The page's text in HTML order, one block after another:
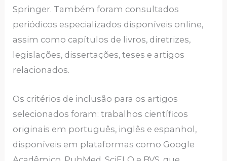
Springer. Também foram consultados
periódicos especializados disponíveis online,
assim como capítulos de livros, diretrizes,
legislações, dissertações, teses e artigos
relacionados.
Os critérios de inclusão para os artigos
selecionados foram: trabalhos científicos
originais em português, inglês e espanhol,
disponíveis em plataformas como Google